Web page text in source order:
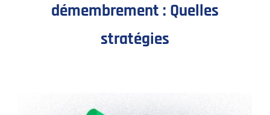
Clients
démembrement : Quelles
stratégies